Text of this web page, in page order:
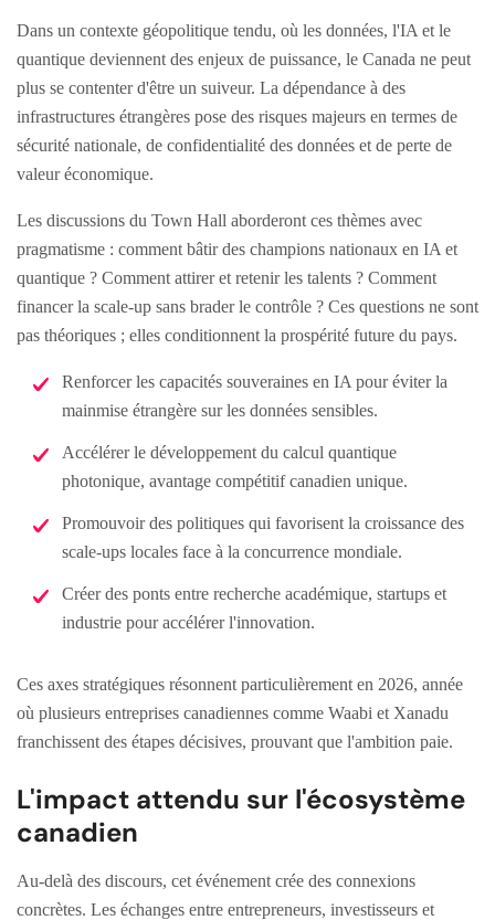
Dans un contexte géopolitique tendu, où les données, l'IA et le
quantique deviennent des enjeux de puissance, le Canada ne peut
plus se contenter d'être un suiveur. La dépendance à des
infrastructures étrangères pose des risques majeurs en termes de
sécurité nationale, de confidentialité des données et de perte de
valeur économique.
Les discussions du Town Hall aborderont ces thèmes avec
pragmatisme : comment bâtir des champions nationaux en IA et
quantique ? Comment attirer et retenir les talents ? Comment
financer la scale-up sans brader le contrôle ? Ces questions ne sont
pas théoriques ; elles conditionnent la prospérité future du pays.
Renforcer les capacités souveraines en IA pour éviter la
mainmise étrangère sur les données sensibles.
Accélérer le développement du calcul quantique
photonique, avantage compétitif canadien unique.
Promouvoir des politiques qui favorisent la croissance des
scale-ups locales face à la concurrence mondiale.
Créer des ponts entre recherche académique, startups et
industrie pour accélérer l'innovation.
Ces axes stratégiques résonnent particulièrement en 2026, année
où plusieurs entreprises canadiennes comme Waabi et Xanadu
franchissent des étapes décisives, prouvant que l'ambition paie.
L'impact attendu sur l'écosystème
canadien
Au-delà des discours, cet événement crée des connexions
concrètes. Les échanges entre entrepreneurs, investisseurs et